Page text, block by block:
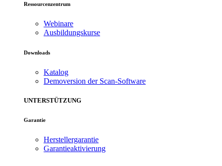
Ressourcenzentrum
Webinare
Ausbildungskurse
Downloads
Katalog
Demoversion der Scan-Software
UNTERSTÜTZUNG
Garantie
Herstellergarantie
Garantieaktivierung